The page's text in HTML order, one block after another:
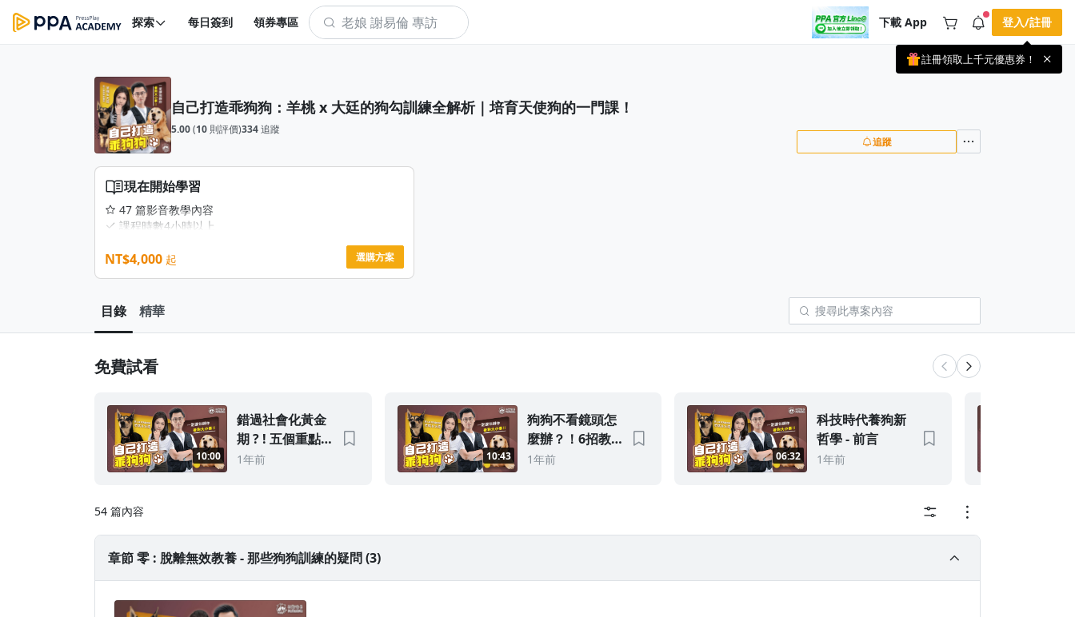
探索 每日簽到 領券專區 下載 App
折 NT$300、再贈最高 2% 點數回饋！
🚀 酷暑來襲．偷偷在冷氣房升級 📈
⭐️ 【冷氣房進修 限時開跑】◾單筆滿
2 天前
登入/註冊
註冊領取上千元優惠券！
自己打造乖狗狗：羊桃 x 大廷的狗勾訓練全解析｜培育天使狗的一門課！
5.00(10 則評價)334追蹤
追蹤
現在開始學習
47 篇影音教學內容
課程時數4小時以上
學員專屬社團
實體課程教材：狗狗肢體語言表、社會化項目表、社會化
150人達標，即可獲得價值1500元專屬商城禮券們
電腦、APP雙平台，不限時間、次數、地點觀看，隨時隨
地上課
NT$4,000 起 選購方案
目錄 精華
免費試看
10:00
錯過社會化黃金
期 ? ! 五個重點
教你用寵物推車
1年前 10:43
狗狗不看鏡頭怎
麼辦？！6招教
你打造寵物小明
1年前 06:32
科技時代養狗新
哲學 - 前言
1年前
54 篇內容
章節 零 : 脫離無效教養 - 那些狗狗訓練的疑問 (3)